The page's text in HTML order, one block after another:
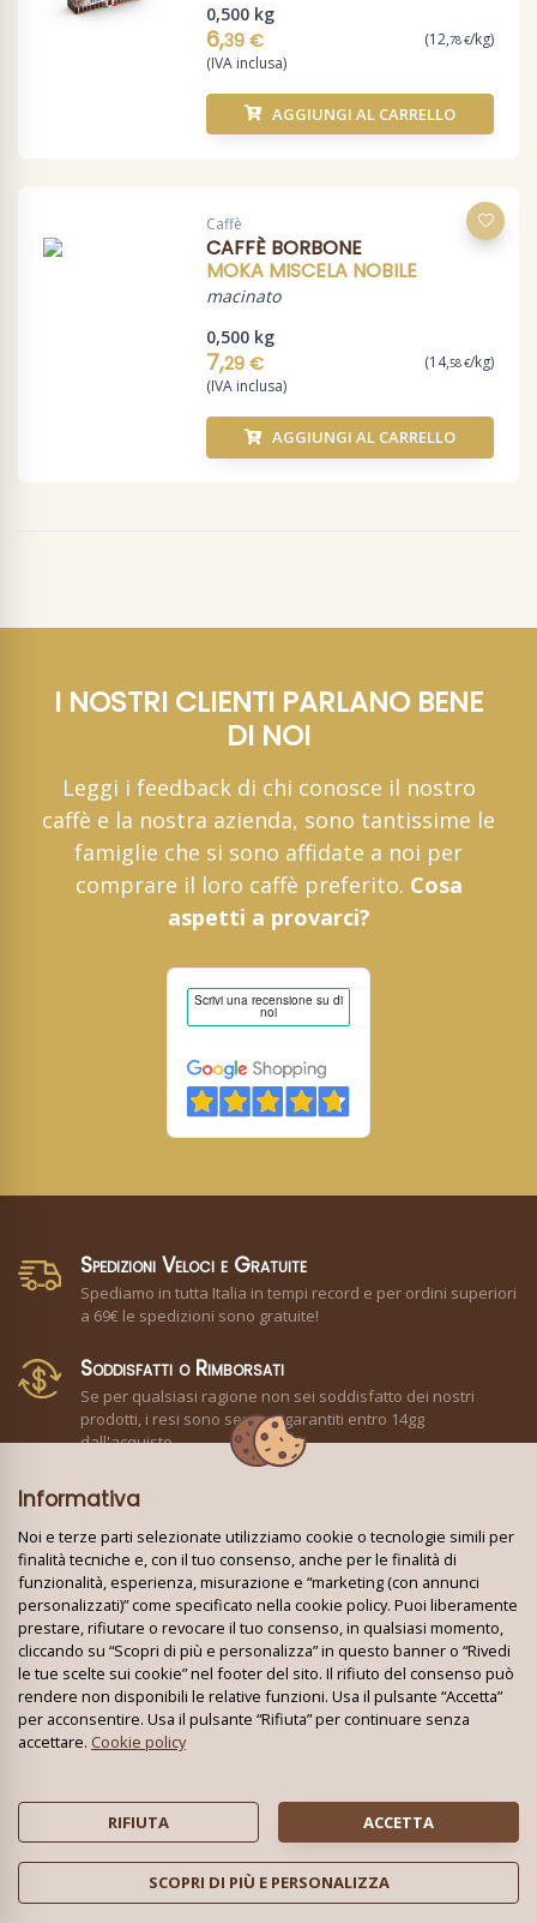
0,500 kg
6,39 € (12,78 €/kg)
(IVA inclusa)
AGGIUNGI AL CARRELLO
Caffè
CAFFÈ BORBONE
MOKA MISCELA NOBILE
macinato
0,500 kg
7,29 € (14,58 €/kg)
(IVA inclusa)
AGGIUNGI AL CARRELLO
I NOSTRI CLIENTI PARLANO BENE
DI NOI
Leggi i feedback di chi conosce il nostro
caffè e la nostra azienda, sono tantissime le
famiglie che si sono affidate a noi per
comprare il loro caffè preferito. Cosa
aspetti a provarci?
Spedizioni Veloci e Gratuite
Spediamo in tutta Italia in tempi record e per ordini superiori
a 69€ le spedizioni sono gratuite!
Soddisfatti o Rimborsati
Se per qualsiasi ragione non sei soddisfatto dei nostri
prodotti, i resi sono sempre garantiti entro 14gg
dall'acquisto.
Assistenza Clienti
parla con noi via Email, via WhatsApp o direttamente al
telefono!
Pagamenti Sicuri
I pagamenti online sono facili e sicuri grazie a Nexi.
Accettiamo pagamenti con Carta di Credito, Bancomat Pay,
Apple Pay e Google Pay.
CAFFÈ TWINS
Chi siamo
CHIAMACI CATALOGO OMAGGI SCRIVICI
Informativa
Noi e terze parti selezionate utilizziamo cookie o tecnologie simili per
finalità tecniche e, con il tuo consenso, anche per le finalità di
funzionalità, esperienza, misurazione e “marketing (con annunci
personalizzati)” come specificato nella cookie policy. Puoi liberamente
prestare, rifiutare o revocare il tuo consenso, in qualsiasi momento,
cliccando su “Scopri di più e personalizza” in questo banner o “Rivedi
le tue scelte sui cookie” nel footer del sito. Il rifiuto del consenso può
rendere non disponibili le relative funzioni. Usa il pulsante “Accetta”
per acconsentire. Usa il pulsante “Rifiuta” per continuare senza
accettare. Cookie policy
RIFIUTA ACCETTA
SCOPRI DI PIÙ E PERSONALIZZA